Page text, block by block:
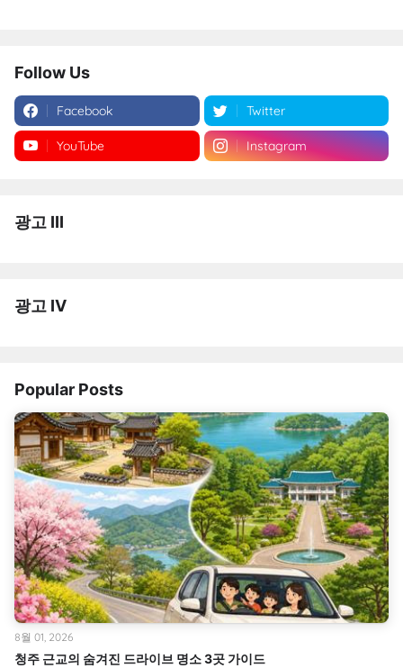
Follow Us
Facebook Twitter
YouTube Instagram
광고 III
광고 IV
Popular Posts
청주 근교의 숨겨진 드라이브 명소 3곳 가이드
8월 01, 2026